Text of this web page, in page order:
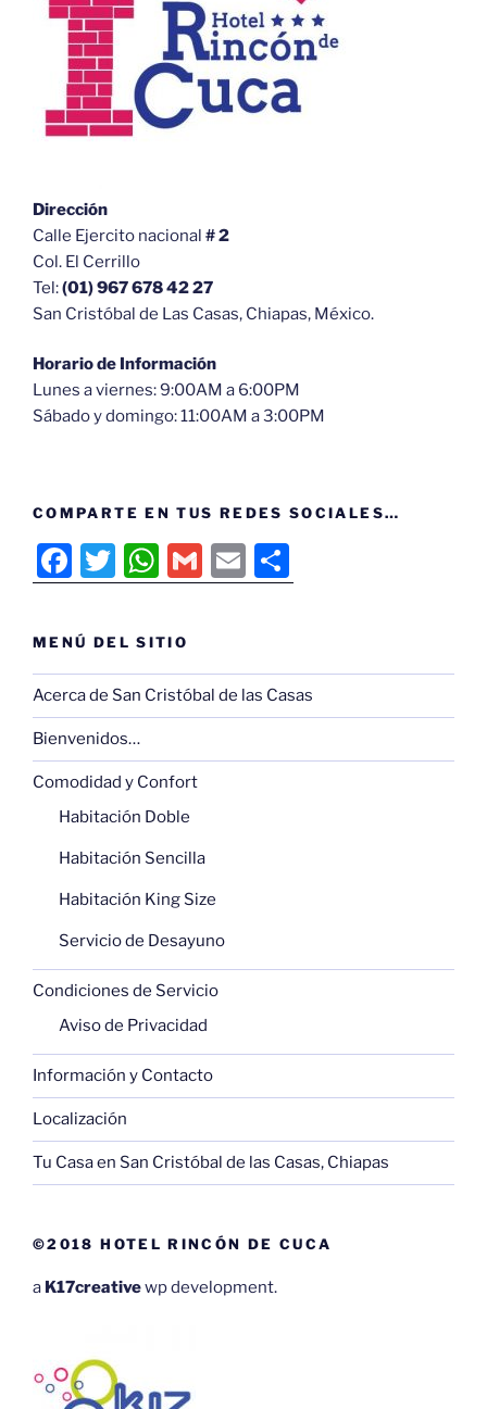
Dirección
Calle Ejercito nacional # 2
Col. El Cerrillo
Tel:(01) 967 678 42 27
San Cristóbal de Las Casas, Chiapas, México.
Horario de Información
Lunes a viernes: 9:00AM a 6:00PM
Sábado y domingo: 11:00AM a 3:00PM
COMPARTE EN TUS REDES SOCIALES…
F
a
c
e
b
o
o
k
T
w
itt
er
W
h
at
s
A
p
G
m
l
E
m
l
o
p
ar
MENÚ DEL SITIO
Acerca de San Cristóbal de las Casas
Bienvenidos…
Comodidad y Confort
Habitación Doble
Habitación Sencilla
Habitación King Size
Servicio de Desayuno
Condiciones de Servicio
Aviso de Privacidad
Información y Contacto
Localización
Tu Casa en San Cristóbal de las Casas, Chiapas
©2018 HOTEL RINCÓN DE CUCA
a K17creativewp development.